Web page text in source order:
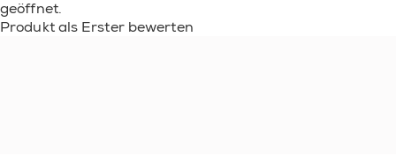
77002 / ALUMINUM HYDROXIDE ● [+/- MAY
CONTAIN: CI 77891 / TITANIUM DIOXIDE • CI 19140 /
geöffnet.
Produkt als Erster bewerten